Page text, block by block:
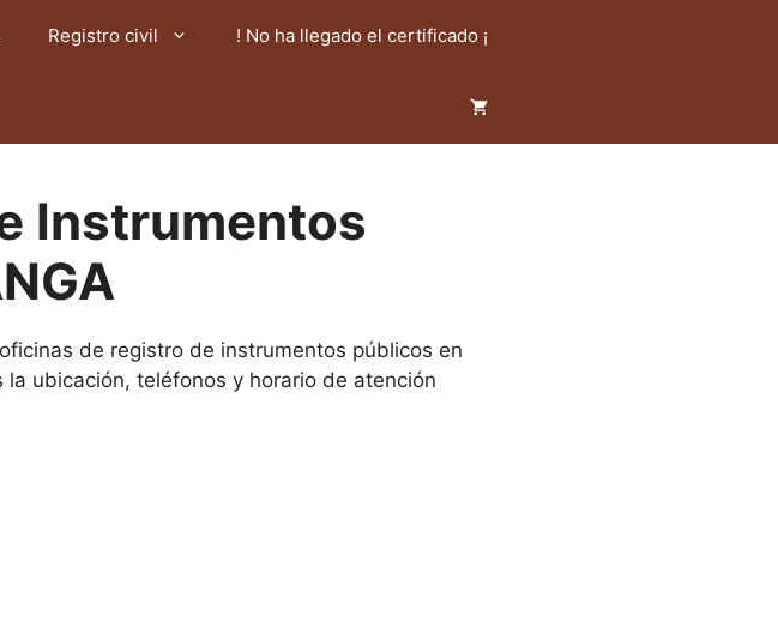
Registro civil ! No ha llegado el certificado ¡
Instrumentos
de registro de instrumentos públicos en
ubicación, teléfonos y horario de atención